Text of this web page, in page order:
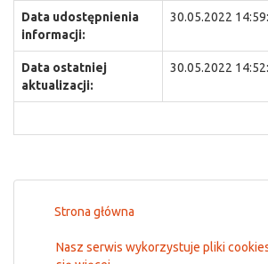
Data udostępnienia
informacji:
30.05.2022
Data ostatniej
aktualizacji:
30.05.2022
Strona główna
Nasz serwis wykorzystuje pliki